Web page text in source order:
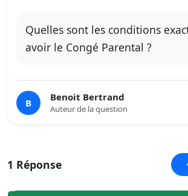
Quelles sont les conditions
avoir le Congé Parental ?
B Benoit Bertrand
Auteur de la question
1 Réponse